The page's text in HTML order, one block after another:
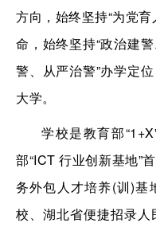
方向，始终坚持“为党
命，始终坚持“政治建
警、从严治警”办学定
大学。
学校是教育部
部“ICT 行业创新基地”
务外包人才培养(训)基
校、湖北省便捷招录